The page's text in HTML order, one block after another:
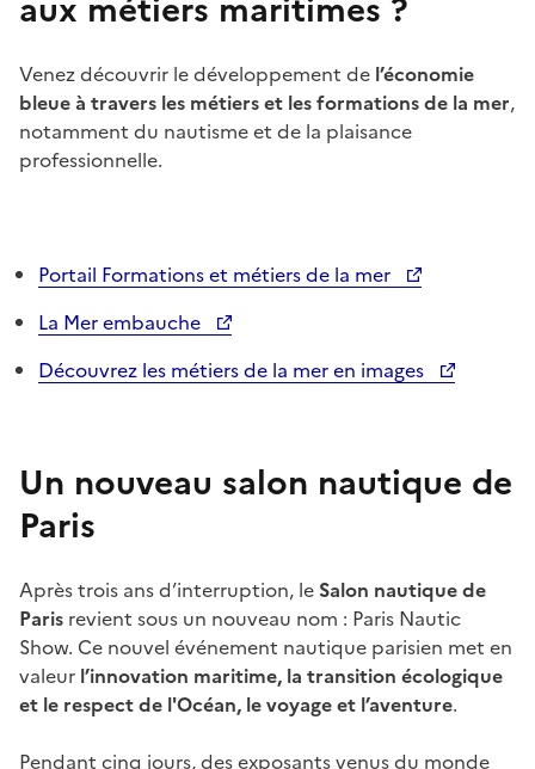
Venez découvrir le développement de l’économie
bleue à travers les métiers et les formations de la mer,
notamment du nautisme et de la plaisance
professionnelle.
Portail Formations et métiers de la mer
La Mer embauche
Découvrez les métiers de la mer en images
Un nouveau salon nautique de
Paris
Après trois ans d’interruption, le Salon nautique de
Paris revient sous un nouveau nom : Paris Nautic
Show. Ce nouvel événement nautique parisien met en
valeur l’innovation maritime, la transition écologique
et le respect de l'Océan, le voyage et l’aventure.
Pendant cinq jours, des exposants venus du monde